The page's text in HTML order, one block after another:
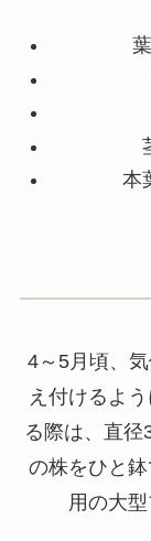
本
4～5月頃、
え付けるよ
る際は、直径
の株をひと
用の大